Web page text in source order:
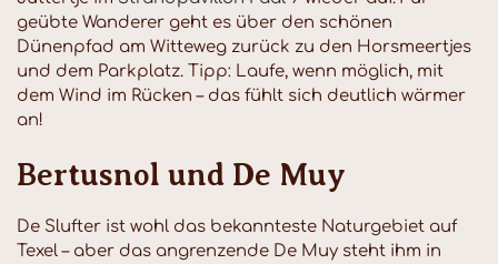
geübte Wanderer geht es über den schönen
Dünenpfad am Witteweg zurück zu den Horsmeertjes
und dem Parkplatz. Tipp: Laufe, wenn möglich, mit
dem Wind im Rücken – das fühlt sich deutlich wärmer
an!
Bertusnol und De Muy
De Slufter ist wohl das bekannteste Naturgebiet auf
Texel – aber das angrenzende De Muy steht ihm in